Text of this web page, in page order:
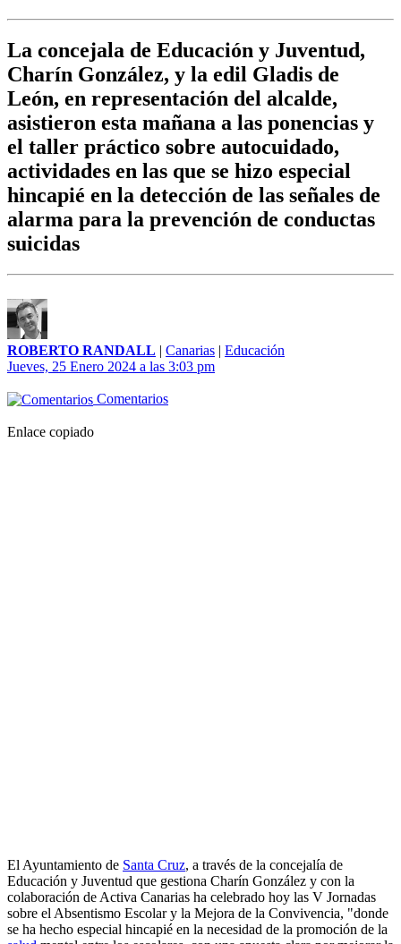
La concejala de Educación y Juventud,
Charín González, y la edil Gladis de
León, en representación del alcalde,
asistieron esta mañana a las ponencias y
el taller práctico sobre autocuidado,
actividades en las que se hizo especial
hincapié en la detección de las señales de
alarma para la prevención de conductas
suicidas
ROBERTO RANDALL | Canarias | Educación
Jueves, 25 Enero 2024 a las 3:03 pm
Comentarios
Enlace copiado
El Ayuntamiento de Santa Cruz, a través de la concejalía de
Educación y Juventud que gestiona Charín González y con la
colaboración de Activa Canarias ha celebrado hoy las V Jornadas
sobre el Absentismo Escolar y la Mejora de la Convivencia, "donde
se ha hecho especial hincapié en la necesidad de la promoción de la